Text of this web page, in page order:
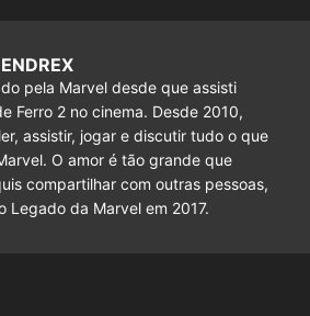
pela Marvel desde que assisti
Ferro 2 no cinema. Desde 2010,
assistir, jogar e discutir tudo o que
O amor é tão grande que
compartilhar com outras pessoas,
Legado da Marvel em 2017.